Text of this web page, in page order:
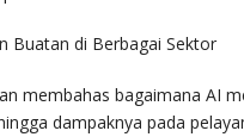
Buatan di Berbagai Sektor
membahas bagaimana AI
dampaknya pada